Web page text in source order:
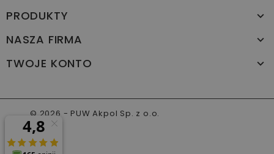
PRODUKTY
NASZA FIRMA
TWOJE KONTO
© 2026 - PUW Akpol Sp. z o.o.